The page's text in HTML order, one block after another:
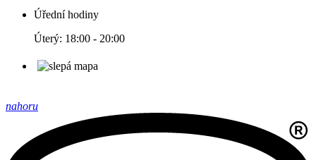
Úřední hodiny
Úterý: 18:00 - 20:00
nahoru